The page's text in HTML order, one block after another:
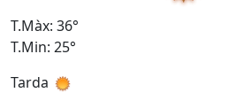
T.Màx: 36°
T.Min: 25°
Tarda